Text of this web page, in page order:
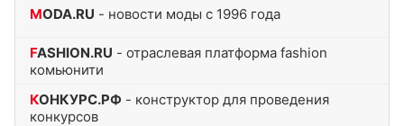
MODA.RU - новости моды с 1996 года
FASHION.RU - отраслевая платформа fashion
комьюнити
КОНКУРС.РФ - конструктор для проведения
конкурсов